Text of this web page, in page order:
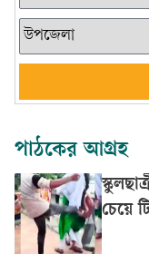
পাঠকের আগ্রহ
চেয়ে